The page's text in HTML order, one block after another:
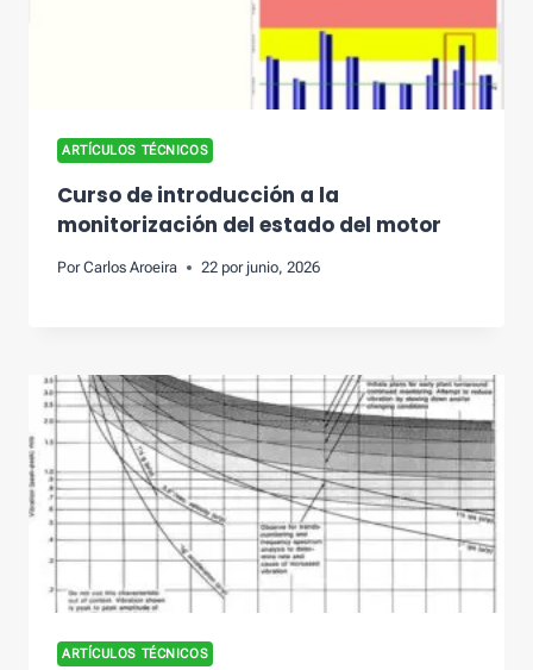
ARTÍCULOS TÉCNICOS
Curso de introducción a la
monitorización del estado del motor
Por Carlos Aroeira 22 por junio, 2026
ARTÍCULOS TÉCNICOS